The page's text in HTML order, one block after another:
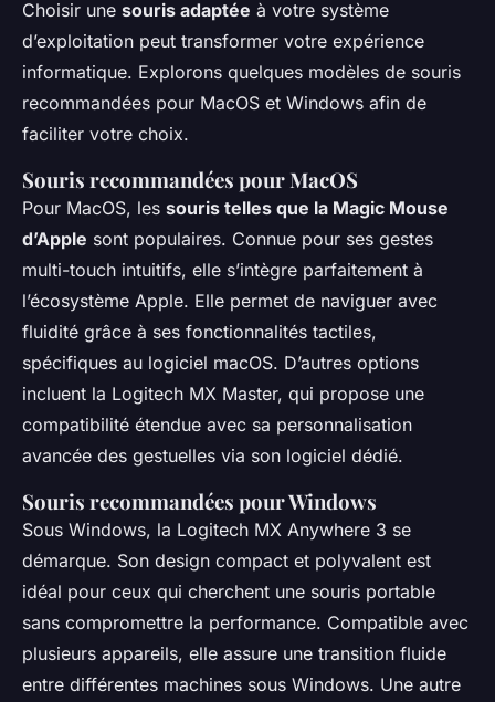
Choisir une souris adaptée à votre système
d’exploitation peut transformer votre expérience
informatique. Explorons quelques modèles de souris
recommandées pour MacOS et Windows afin de
faciliter votre choix.
Souris recommandées pour MacOS
Pour MacOS, les souris telles que la Magic Mouse
d’Apple sont populaires. Connue pour ses gestes
multi-touch intuitifs, elle s’intègre parfaitement à
l’écosystème Apple. Elle permet de naviguer avec
fluidité grâce à ses fonctionnalités tactiles,
spécifiques au logiciel macOS. D’autres options
incluent la Logitech MX Master, qui propose une
compatibilité étendue avec sa personnalisation
avancée des gestuelles via son logiciel dédié.
Souris recommandées pour Windows
Sous Windows, la Logitech MX Anywhere 3 se
démarque. Son design compact et polyvalent est
idéal pour ceux qui cherchent une souris portable
sans compromettre la performance. Compatible avec
plusieurs appareils, elle assure une transition fluide
entre différentes machines sous Windows. Une autre